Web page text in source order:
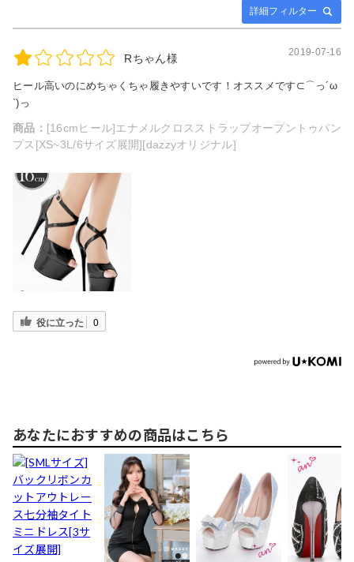
詳細フィルター
Rちゃん様 2019-07-16
ヒール高いのにめちゃくちゃ履きやすいです！オススメです⊂⌒っ´ω
`)っ
商品： [16cmヒール]エナメルクロスストラップオープントゥパン
プス[XS~3L/6サイズ展開][dazzyオリジナル]
役に立った 0
あなたにおすすめの商品はこちら